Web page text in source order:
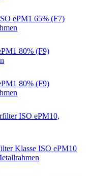
ePM1 65% (F7)
80% (F9)
80% (F9)
ISO ePM10,
Klasse ISO ePM10